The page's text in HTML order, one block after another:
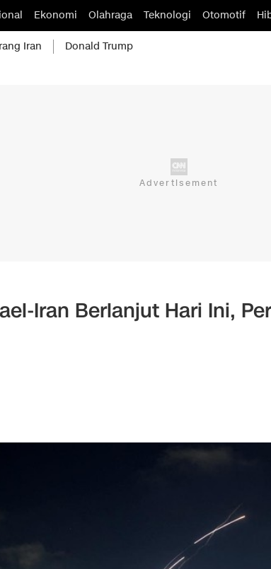
Ekonomi Olahraga Teknologi Otomotif
Iran Donald Trump
Iran Berlanjut Hari Ini,